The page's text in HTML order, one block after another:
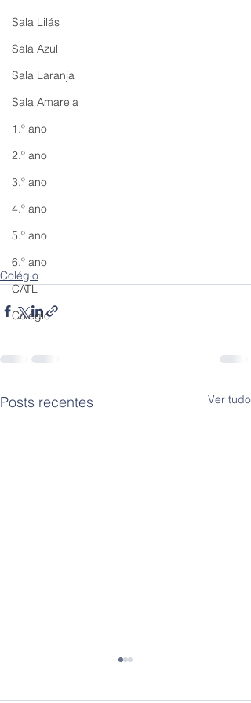
Sala Lilás
Sala Azul
Sala Laranja
Sala Amarela
1.º ano
2.º ano
3.º ano
4.º ano
5.º ano
6.º ano
CATL
Colégio
Colégio
Posts recentes Ver tudo